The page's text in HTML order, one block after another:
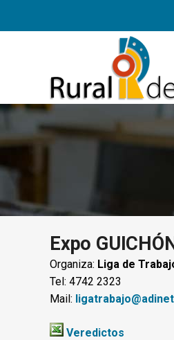
Expo
Organiza: Liga de
Tel: 4742 2323
Mail:
Veredictos